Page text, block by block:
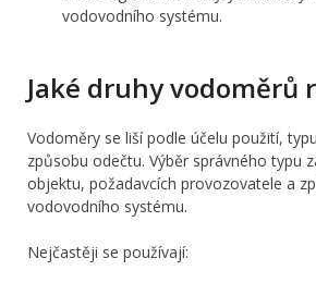
vodovodního systému.
Jaké druhy vodoměrů
Vodoměry se liší podle účelu použití,
způsobu odečtu. Výběr správného typu
objektu, požadavcích provozovatele a
vodovodního systému.
Nejčastěji se používají: